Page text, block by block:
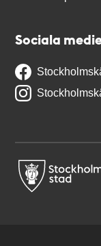
Sociala